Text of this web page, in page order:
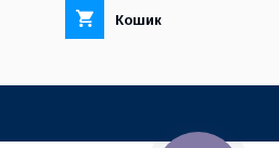
Кошик